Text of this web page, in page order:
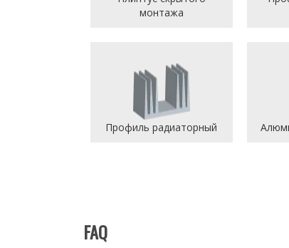
монтажа
Профиль радиаторный
FAQ